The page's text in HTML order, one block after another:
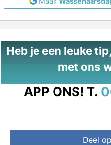
Heb je een leuke
met ons
APP ONS! T.
Deel